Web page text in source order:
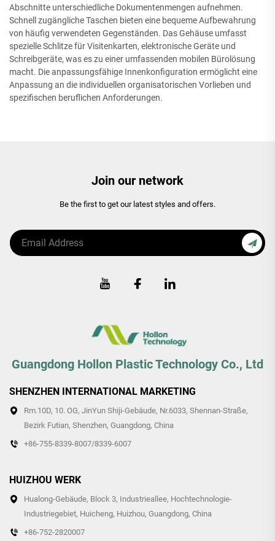
Abschnitte unterschiedliche Dokumentenmengen aufnehmen.
Schnell zugängliche Taschen bieten eine bequeme Aufbewahrung
von häufig verwendeten Gegenständen. Das Gehäuse umfasst
spezielle Schlitze für Visitenkarten, elektronische Geräte und
Schreibgeräte, was es zu einer umfassenden mobilen Bürolösung
macht. Die anpassungsfähige Innenkonfiguration ermöglicht eine
Anpassung an die individuellen organisatorischen Vorlieben und
spezifischen beruflichen Anforderungen.
Join our network
Be the first to get our latest styles and offers.
Guangdong Hollon Plastic Technology Co., Ltd
SHENZHEN INTERNATIONAL MARKETING
Rm.10D, 10. OG, JinYun Shiji-Gebäude, Nr.6033, Shennan-Straße,
Bezirk Futian, Shenzhen, Guangdong, China
+86-755-8339-8007/8339-6007
HUIZHOU WERK
Hualong-Gebäude, Block 3, Industrieallee, Hochtechnologie-
Industriegebiet, Huicheng, Huizhou, Guangdong, China
+86-752-2820007